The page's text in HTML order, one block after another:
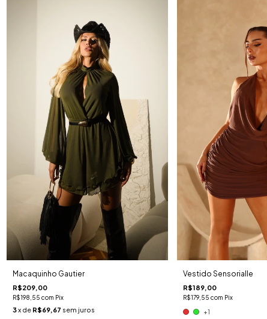
Macaquinho Gautier
R$209,00
R$198,55 com Pix
3x de R$69,67 sem juros
Vestido Sensorialle
R$189,00
R$179,55 com Pix
+1